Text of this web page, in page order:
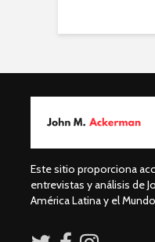
Este sitio proporciona
entrevistas y análisis de
América Latina y el